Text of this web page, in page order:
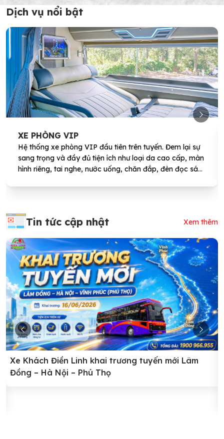
Dịch vụ nổi bật
XE PHÒNG VIP
Hệ thống xe phòng VIP đầu tiên trên tuyến. Đem lại sự
sang trọng và đầy đủ tiện ích như loại da cao cấp, màn
hình riêng, tai nghe, nước uống, chăn đắp, đèn đọc sách
Tin tức cập nhật Xem thêm
Xe Khách Điền Linh khai trương tuyến mới Lâm
Đồng – Hà Nội – Phú Thọ